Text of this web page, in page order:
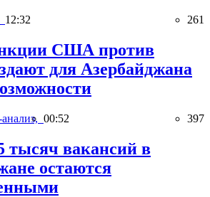
12:32 261
США против
для Азербайджана
00:52 397
тысяч вакансий в
остаются